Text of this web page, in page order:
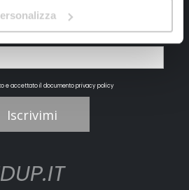
e accettato il documentoprivacy policy
Iscrivimi